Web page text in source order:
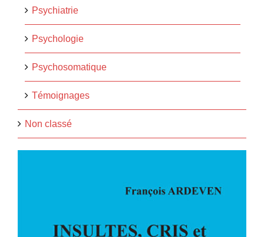
Psychiatrie
Psychologie
Psychosomatique
Témoignages
Non classé